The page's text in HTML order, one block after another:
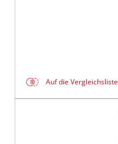
Auf die Vergleichsliste